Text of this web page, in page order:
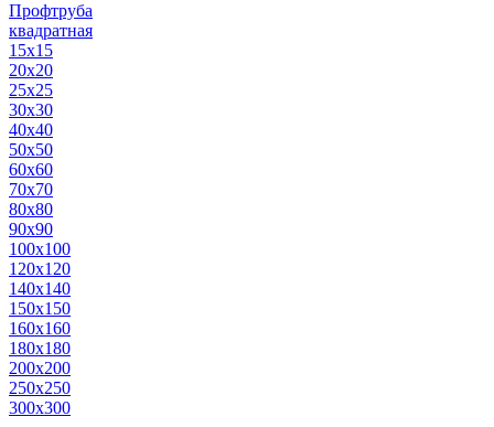
Профтруба
квадратная
15х15
20х20
25х25
30х30
40х40
50х50
60х60
70х70
80х80
90х90
100х100
120х120
140х140
150х150
160х160
180х180
200х200
250х250
300х300